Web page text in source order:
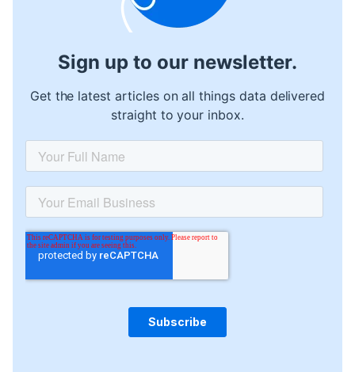
Sign up to our newsletter.
Get the latest articles on all things data delivered
straight to your inbox.